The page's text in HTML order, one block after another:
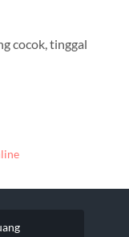
cocok, tinggal